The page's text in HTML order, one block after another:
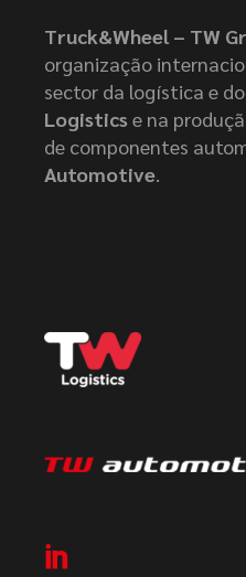
Truck&Wheel – TW
organização
sector da logística e
Logisticse na
de componentes
Automotive.